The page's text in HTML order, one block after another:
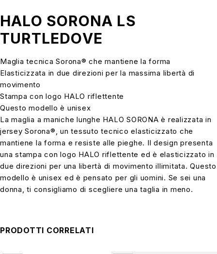
HALO SORONA LS
TURTLEDOVE
Maglia tecnica Sorona® che mantiene la forma
Elasticizzata in due direzioni per la massima libertà di
movimento
Stampa con logo HALO riflettente
Questo modello è unisex
La maglia a maniche lunghe HALO SORONA è realizzata in
jersey Sorona®, un tessuto tecnico elasticizzato che
mantiene la forma e resiste alle pieghe. Il design presenta
una stampa con logo HALO riflettente ed è elasticizzato in
due direzioni per una libertà di movimento illimitata. Questo
modello è unisex ed è pensato per gli uomini. Se sei una
donna, ti consigliamo di scegliere una taglia in meno.
PRODOTTI CORRELATI